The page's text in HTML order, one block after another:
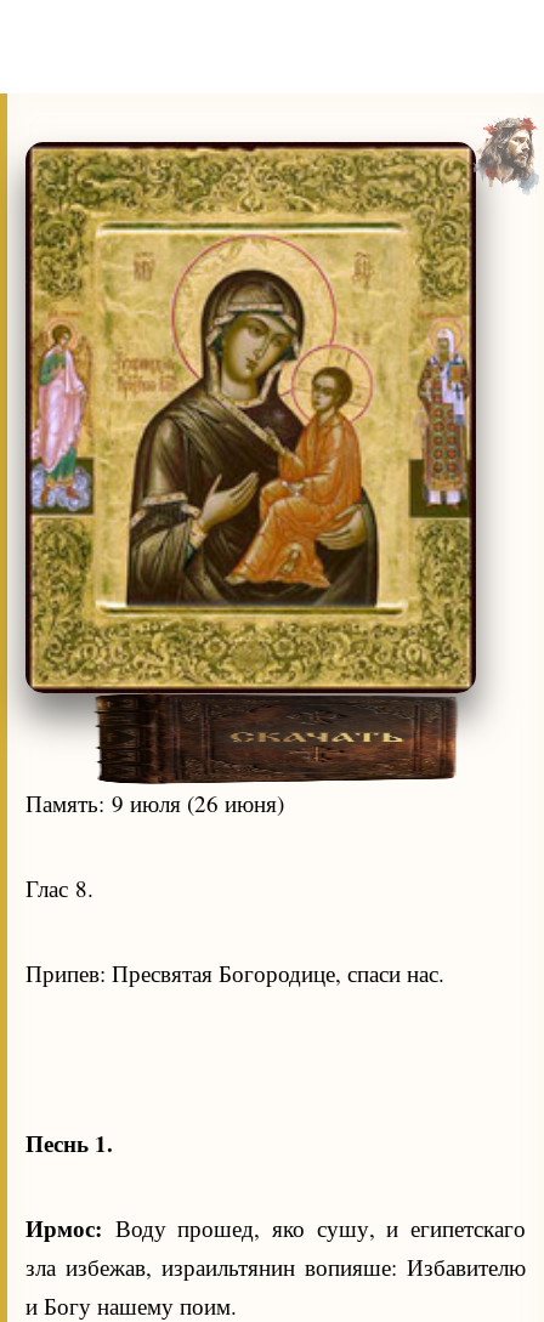
Память: 9 июля (26 июня)
Глас 8.
Припев: Пресвятая Богородице, спаси нас.
Песнь 1.
Ирмос: Воду прошед, яко сушу, и египетскаго
зла избежав, израильтянин вопияше: Избавителю
и Богу нашему поим.